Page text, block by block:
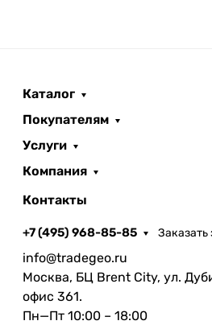
Каталог
Покупателям
Услуги
Компания
Контакты
+7 (495) 968-85-85 Заказать
info@tradegeo.ru
Москва, БЦ Brent City, ул.
офис 361.
Пн—Пт 10:00 – 18:00